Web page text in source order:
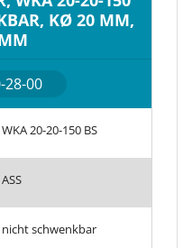
KØ 20 MM,
28-00
WKA 20-20-150 BS
ASS
nicht schwenkbar